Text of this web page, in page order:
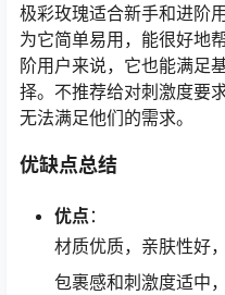
极彩玫瑰适合新手和进阶
为它简单易用，能很好地
阶用户来说，它也能满足
择。不推荐给对刺激度要
无法满足他们的需求。
优缺点总结
优点 ：
材质优质，亲肤性好
包裹感和刺激度适中